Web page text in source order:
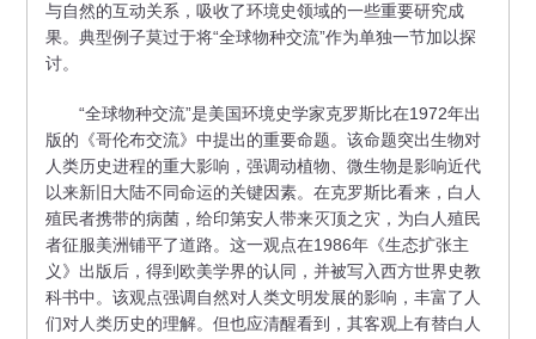
与自然的互动关系，吸收了环境史领域的一些重要研究成
果。典型例子莫过于将“全球物种交流”作为单独一节加以探
讨。
“全球物种交流”是美国环境史学家克罗斯比在1972年出
版的《哥伦布交流》中提出的重要命题。该命题突出生物对
人类历史进程的重大影响，强调动植物、微生物是影响近代
以来新旧大陆不同命运的关键因素。在克罗斯比看来，白人
殖民者携带的病菌，给印第安人带来灭顶之灾，为白人殖民
者征服美洲铺平了道路。这一观点在1986年《生态扩张主
义》出版后，得到欧美学界的认同，并被写入西方世界史教
科书中。该观点强调自然对人类文明发展的影响，丰富了人
们对人类历史的理解。但也应清醒看到，其客观上有替白人